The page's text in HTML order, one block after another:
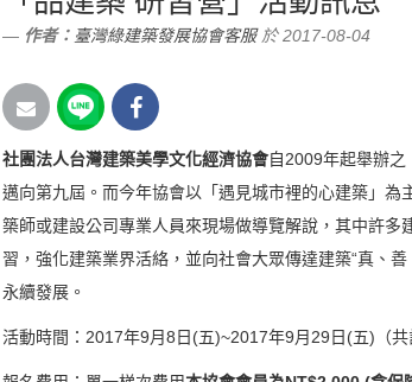
作者： 臺灣綠建築發展協會客服於 2017-08-04
社團法人台灣建築美學文化經濟協會自2009年起舉辦之
邁向第九屆。而今年協會以「遇見城市裡的心建築」
築師或建設公司專業人員來現場做導覽解說，其中許
習，強化建築業界活絡，並向社會大眾傳達建築“真、
永續發展。
活動時間： 2017年9月8 日 (五)~2017年9月 29 日 (五) （